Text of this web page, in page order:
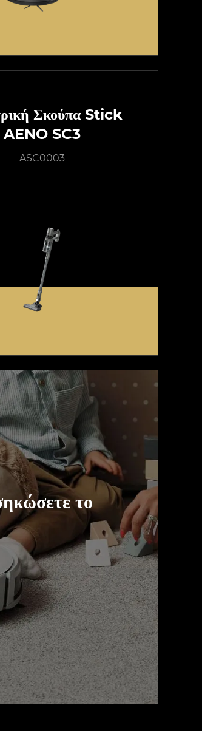
Σκούπα Stick
AENO SC3
ASC0003
το